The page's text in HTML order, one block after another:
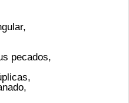
pecados,